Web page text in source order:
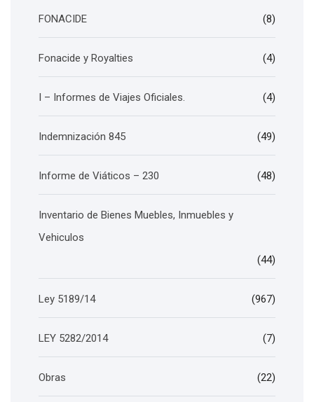
FONACIDE (8)
Fonacide y Royalties (4)
I – Informes de Viajes Oficiales. (4)
Indemnización 845 (49)
Informe de Viáticos – 230 (48)
Inventario de Bienes Muebles, Inmuebles y
Vehiculos
(44)
Ley 5189/14 (967)
LEY 5282/2014 (7)
Obras (22)